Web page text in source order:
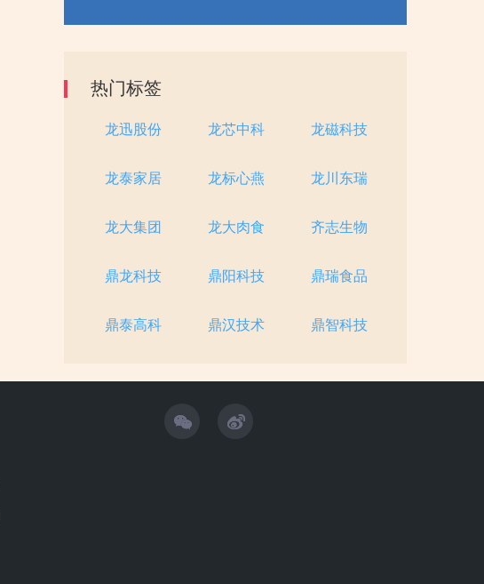
热门标签
龙迅股份 龙芯中科 龙磁科技
龙泰家居 龙标心燕 龙川东瑞
龙大集团 龙大肉食 齐志生物
鼎龙科技 鼎阳科技 鼎瑞食品
鼎泰高科 鼎汉技术 鼎智科技